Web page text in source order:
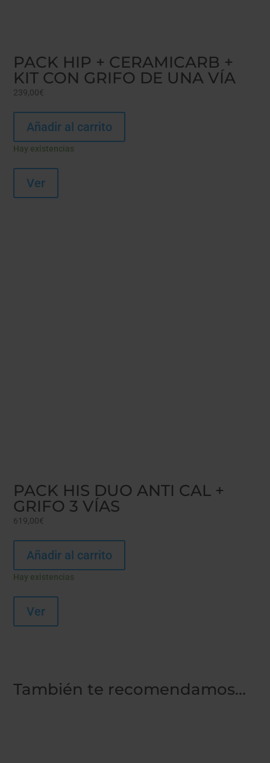
PACK HIP + CERAMICARB +
KIT CON GRIFO DE UNA VÍA
239,00€
Añadir al carrito
Hay existencias
Ver
PACK HIS DUO ANTI CAL +
GRIFO 3 VÍAS
619,00€
Añadir al carrito
Hay existencias
Ver
También te recomendamos…